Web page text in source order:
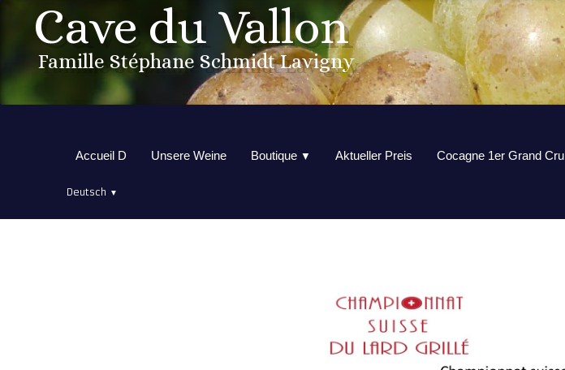
Cave du Vallon
Famille Stéphane Schmidt Lavigny
Accueil D Unsere Weine Boutique ▼ Aktueller Preis Cocagne 1er Grand Cru
Deutsch ▼